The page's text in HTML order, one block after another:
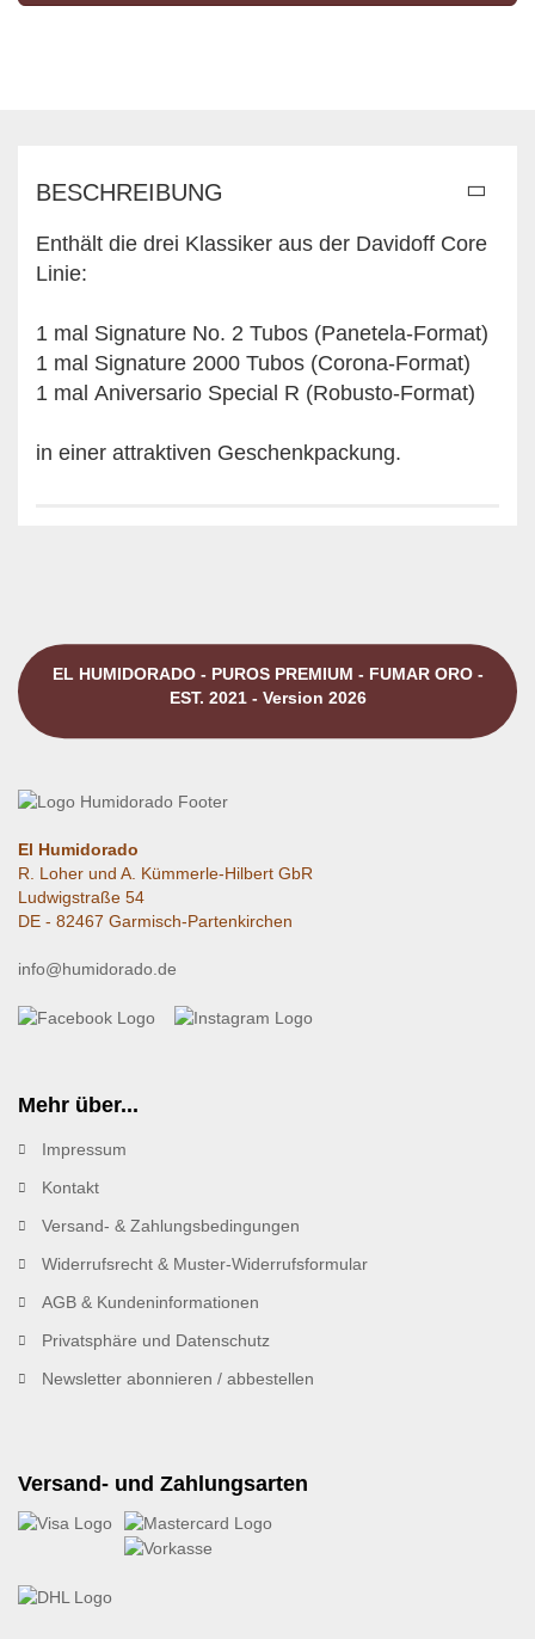
BESCHREIBUNG
Enthält die drei Klassiker aus der Davidoff Core
Linie:
1 mal Signature No. 2 Tubos (Panetela-Format)
1 mal Signature 2000 Tubos (Corona-Format)
1 mal Aniversario Special R (Robusto-Format)
in einer attraktiven Geschenkpackung.
EL HUMIDORADO - PUROS PREMIUM - FUMAR ORO -
EST. 2021 - Version 2026
El Humidorado
R. Loher und A. Kümmerle-Hilbert GbR
Ludwigstraße 54
DE - 82467 Garmisch-Partenkirchen
info@humidorado.de
Mehr über...
Impressum
Kontakt
Versand- & Zahlungsbedingungen
Widerrufsrecht & Muster-Widerrufsformular
AGB & Kundeninformationen
Privatsphäre und Datenschutz
Newsletter abonnieren / abbestellen
Versand- und Zahlungsarten